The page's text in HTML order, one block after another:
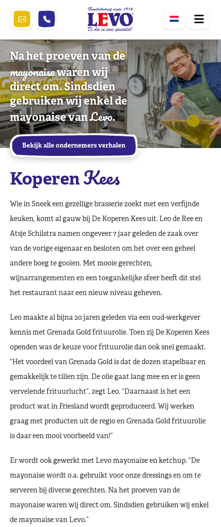
Na het proeven van de
mayonaisewaren wij
direct om. Sindsdien
gebruiken wij enkel de
mayonaise vanLevo.
Bekijk alle ondernemers verhalen
KoperenKees
Wie in Sneek een gezellige brasserie zoekt met een verfijnde
keuken, komt al gauw bij De Koperen Kees uit. Leo de Ree en
Atsje Schilstra namen ongeveer 7 jaar geleden de zaak over
van de vorige eigenaar en besloten om het over een geheel
andere boeg te gooien. Met mooie gerechten,
wijnarrangementen en een toegankelijke sfeer heeft dit stel
het restaurant naar een nieuw niveau geheven.
Leo maakte al bijna 20 jaren geleden via een oud-werkgever
kennis met Grenada Gold frituurolie. Toen zij De Koperen Kees
openden was de keuze voor frituurolie dan ook snel gemaakt.
“Het voordeel van Grenada Gold is dat de dozen stapelbaar en
gemakkelijk te tillen zijn. De olie gaat lang mee en er is geen
vervelende frituurlucht”, zegt Leo. “Daarnaast is het een
product wat in Friesland wordt geproduceerd. Wij werken
graag met producten uit de regio en Grenada Gold frituurolie
is daar een mooi voorbeeld van!”
Er wordt ook gewerkt met Levo mayonaise en ketchup. “De
mayonaise wordt o.a. gebruikt voor onze dressings en om te
serveren bij diverse gerechten. Na het proeven van de
mayonaise waren wij direct om. Sindsdien gebruiken wij enkel
de mayonaise van Levo.”